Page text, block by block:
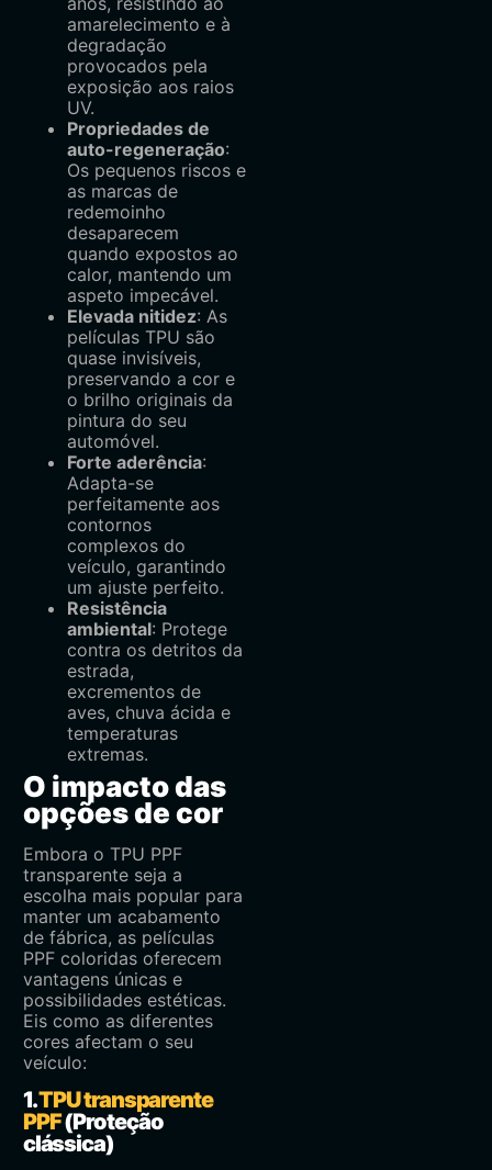
amarelecimento e à
degradação
provocados pela
exposição aos raios
UV.
Propriedades de
auto-regeneração:
Os pequenos riscos e
as marcas de
redemoinho
desaparecem
quando expostos ao
calor, mantendo um
aspeto impecável.
Elevada nitidez: As
películas TPU são
quase invisíveis,
preservando a cor e
o brilho originais da
pintura do seu
automóvel.
Forte aderência:
Adapta-se
perfeitamente aos
contornos
complexos do
veículo, garantindo
um ajuste perfeito.
Resistência
ambiental: Protege
contra os detritos da
estrada,
excrementos de
aves, chuva ácida e
temperaturas
extremas.
O impacto das
opções de cor
Embora o TPU PPF
transparente seja a
escolha mais popular para
manter um acabamento
de fábrica, as películas
PPF coloridas oferecem
vantagens únicas e
possibilidades estéticas.
Eis como as diferentes
cores afectam o seu
veículo:
1.TPU transparente
PPF(Proteção
clássica)